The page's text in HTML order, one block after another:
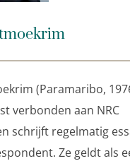
lovend werden
nrc.next,De Groene
.
schrijft direct, precies
(Paramaribo,
verbonden aan NRC
schrijft regelmatig
Ze geldt als